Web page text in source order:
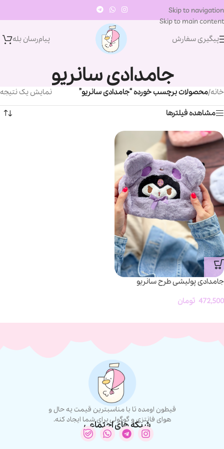
Skip to navigation
Skip to main content
پیگیری سفارش
پیام‌رسان‌ بله
جامدادی سانریو
خانه/محصولات برچسب خورده “جامدادی سانریو” نمایش یک نتیجه
مشاهده فیلترها
جامدادی پولیشی طرح سانریو
472,500 تومان
قیطون اومده تا با مناسبترین قیمت یه حال و
هوای فانتزی و گوگولی برای شما ایجاد کنه.
شبکه های اجتماعی